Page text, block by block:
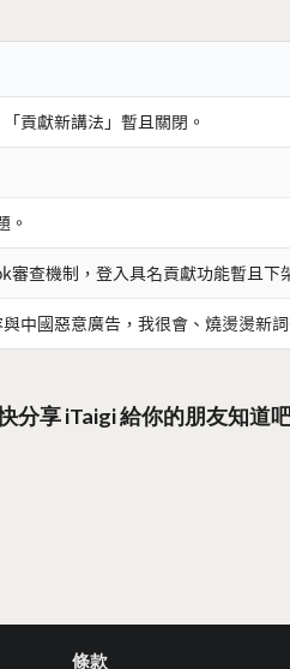
貢獻新講法」暫且關閉。
。
查機制，登入具名貢獻功能暫且下
中國惡意廣告，我很會、燒燙燙新
分享 iTaigi 給你的朋友知道吧
條款